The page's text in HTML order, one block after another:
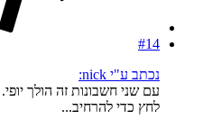
#14
נכתב ע"י nick:
עם שני חשבונות זה הולך יופי.
לחץ כדי להרחיב...